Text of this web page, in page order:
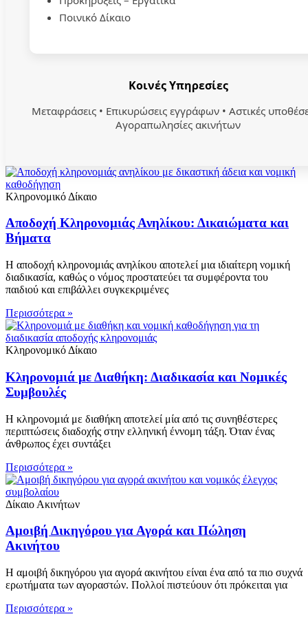
Ποινικό Δίκαιο
Κοινές Υπηρεσίες
Μεταφράσεις • Επικυρώσεις εγγράφων • Αστικές
Αγοραπωλησίες ακινήτων
Κληρονομικό Δίκαιο
Αποδοχή Κληρονομιάς Ανηλίκου: Δικαιώματα και
Βήματα
Η αποδοχή κληρονομιάς ανηλίκου αποτελεί μια ιδιαίτερη νομική
διαδικασία, καθώς ο νόμος προστατεύει τα συμφέροντα του
παιδιού και επιβάλλει συγκεκριμένες
Περισσότερα »
Κληρονομικό Δίκαιο
Κληρονομιά με Διαθήκη: Διαδικασία και Νομικές
Συμβουλές
Η κληρονομιά με διαθήκη αποτελεί μία από τις συνηθέστερες
περιπτώσεις διαδοχής στην ελληνική έννομη τάξη. Όταν ένας
άνθρωπος έχει συντάξει
Περισσότερα »
Δίκαιο Ακινήτων
Αμοιβή Δικηγόρου για Αγορά και Πώληση
Ακινήτου
Η αμοιβή δικηγόρου για αγορά ακινήτου είναι ένα από τα πιο συχνά
ερωτήματα των αγοραστών. Πολλοί πιστεύουν ότι πρόκειται για
Περισσότερα »